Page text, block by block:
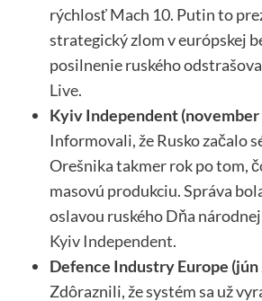
rýchlosť Mach 10. Putin to
strategický zlom v európskej
posilnenie ruského
Live.
Kyiv Independent (november
Informovali, že Rusko začalo
Orešnika takmer rok po tom,
masovú produkciu. Správa
oslavou ruského Dňa
Kyiv Independent.
Defence Industry Europe (jún
Zdôraznili, že systém sa už